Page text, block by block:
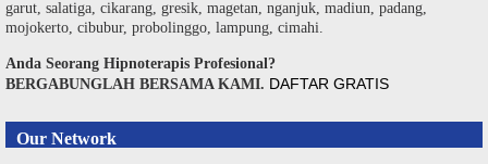
garut, salatiga, cikarang, gresik, magetan, nganjuk, madiun, padang,
mojokerto, cibubur, probolinggo, lampung, cimahi.
Anda Seorang Hipnoterapis Profesional?
BERGABUNGLAH BERSAMA KAMI. DAFTAR GRATIS
Our Network